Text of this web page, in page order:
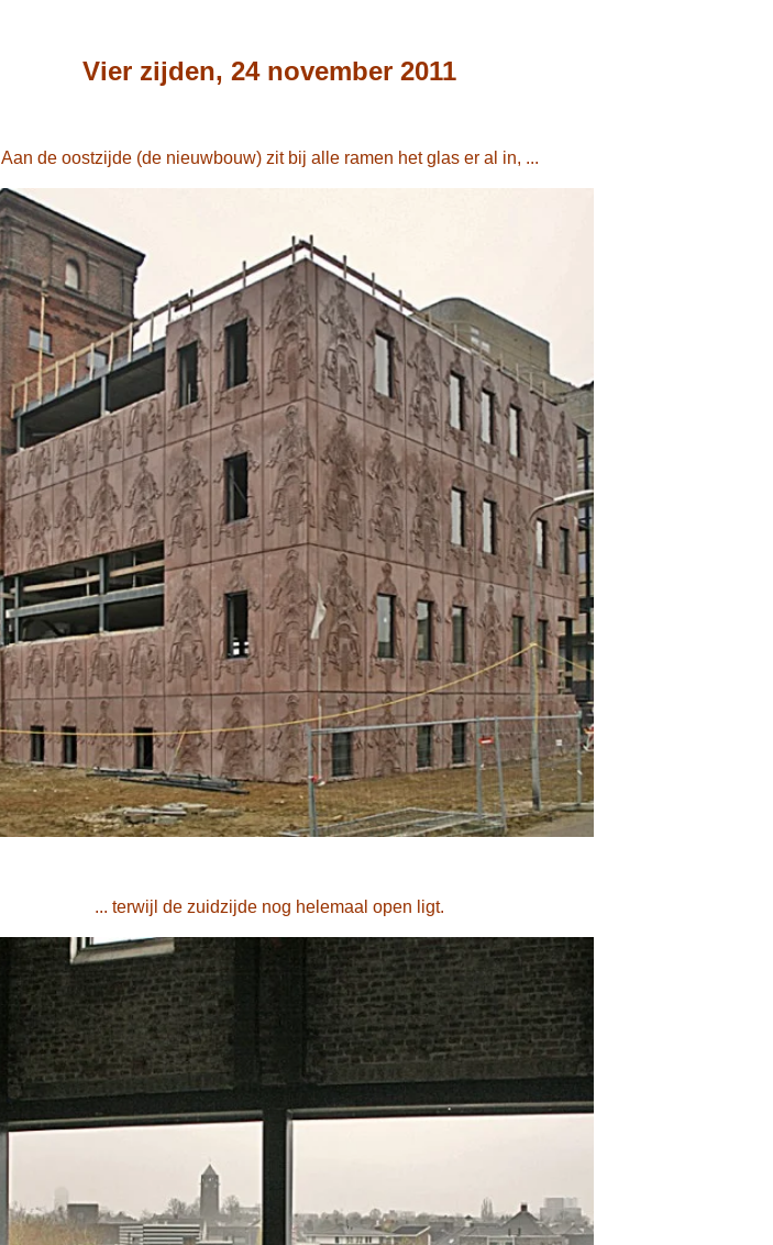
Vier zijden, 24 november 2011
Aan de oostzijde (de nieuwbouw) zit bij alle ramen het glas er al in, ...
... terwijl de zuidzijde nog helemaal open ligt.